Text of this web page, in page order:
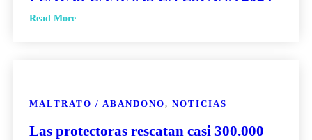
Read More
MALTRATO / ABANDONO, NOTICIAS
Las protectoras rescatan casi 300.000